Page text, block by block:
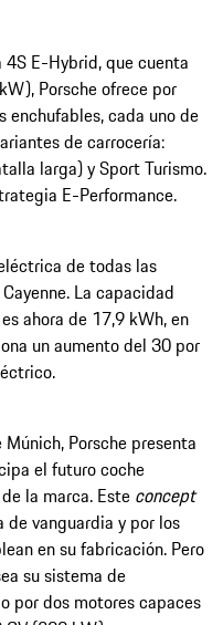
E-Hybrid, que cuenta
Porsche ofrece por
enchufables, cada uno de
de carrocería:
larga) y Sport Turismo.
E-Performance.
de todas las
La capacidad
ahora de 17,9 kWh, en
un aumento del 30 por
Porsche presenta
el futuro coche
la marca. Este concept
vanguardia y por los
en su fabricación. Pero
su sistema de
por dos motores capaces